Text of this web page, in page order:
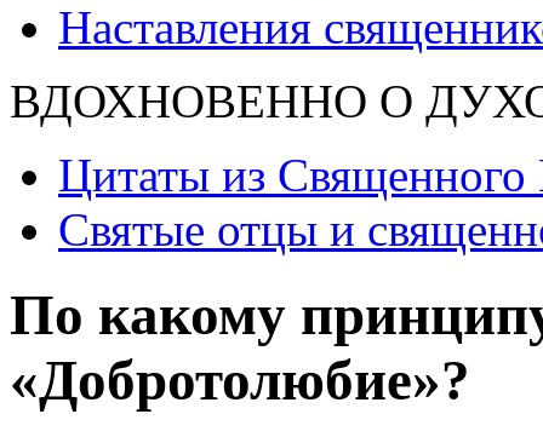
Наставления
ВДОХНОВЕННО О
Цитаты из Священного
Святые отцы и
По какому
«Добротолюбие»?